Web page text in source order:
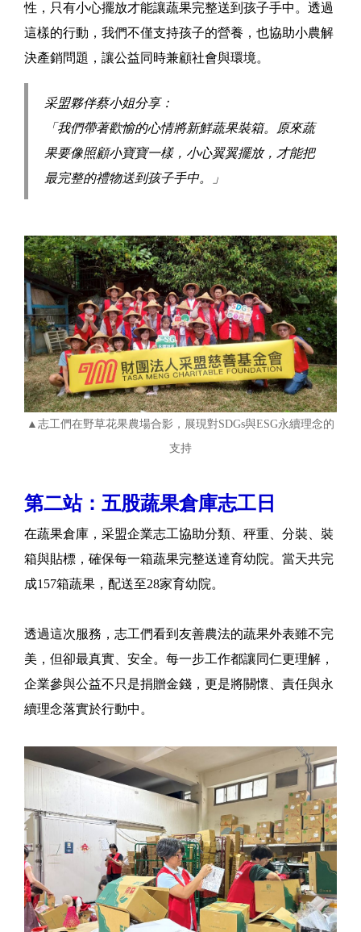
性，只有小心擺放才能讓蔬果完整送到孩子手中。透過
這樣的行動，我們不僅支持孩子的營養，也協助小農解
決產銷問題，讓公益同時兼顧社會與環境。
采盟夥伴蔡小姐分享：
「我們帶著歡愉的心情將新鮮蔬果裝箱。原來蔬
果要像照顧小寶寶一樣，小心翼翼擺放，才能把
最完整的禮物送到孩子手中。」
▲志工們在野草花果農場合影，展現對SDGs與ESG永續理念的
支持
第二站：五股蔬果倉庫志工日
在蔬果倉庫，采盟企業志工協助分類、秤重、分裝、裝
箱與貼標，確保每一箱蔬果完整送達育幼院。當天共完
成157箱蔬果，配送至28家育幼院。
透過這次服務，志工們看到友善農法的蔬果外表雖不完
美，但卻最真實、安全。每一步工作都讓同仁更理解，
企業參與公益不只是捐贈金錢，更是將關懷、責任與永
續理念落實於行動中。